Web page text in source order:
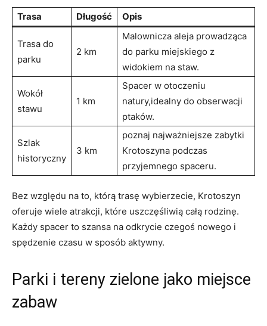
Trasa Długość Opis
Trasa do
parku
2 km
Malownicza aleja prowadząca
do parku miejskiego z
widokiem na staw.
Wokół
stawu
1 km
Spacer w otoczeniu
natury,idealny do obserwacji
ptaków.
Szlak
historyczny
3 km
poznaj najważniejsze zabytki
Krotoszyna podczas
przyjemnego spaceru.
Bez względu na to, którą trasę wybierzecie, Krotoszyn
oferuje wiele atrakcji, które uszczęśliwią całą rodzinę.
Każdy spacer to szansa na odkrycie czegoś nowego i
spędzenie czasu w sposób aktywny.
Parki i tereny zielone jako miejsce
zabaw